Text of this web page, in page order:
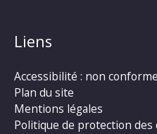
Liens
Accessibilité : non conforme
Plan du site
Mentions légales
Politique de protection des